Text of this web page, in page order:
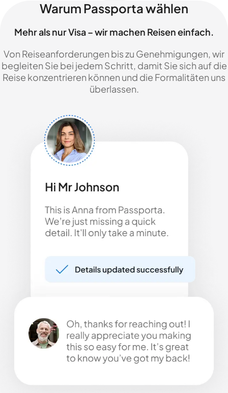
Warum Passporta wählen
Mehr als nur Visa – wir machen Reisen einfach.
Von Reiseanforderungen bis zu Genehmigungen, wir
begleiten Sie bei jedem Schritt, damit Sie sich auf die
Reise konzentrieren können und die Formalitäten uns
überlassen.